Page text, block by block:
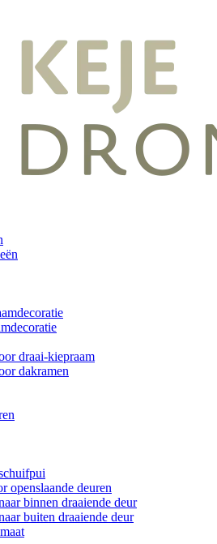
draai-kiepraam
dakramen
openslaande deuren
binnen draaiende deur
buiten draaiende deur